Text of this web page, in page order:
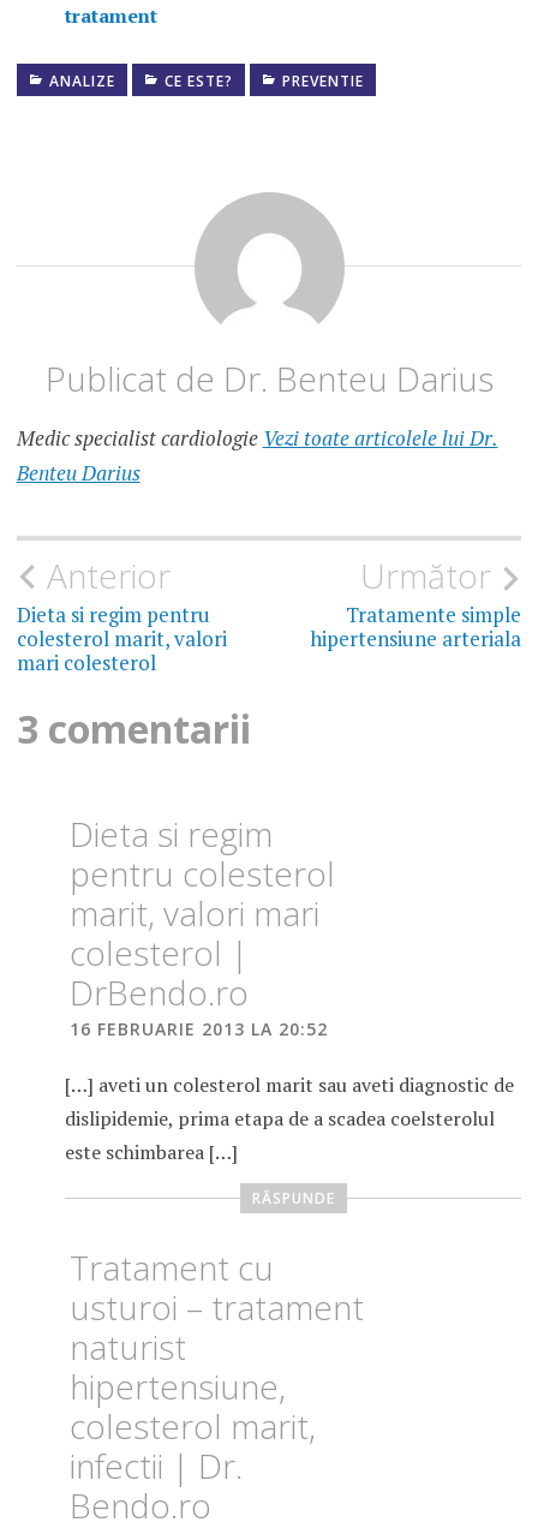
tratament
ANALIZE CE ESTE? PREVENTIE
ANALIZE
COLESTEROL
COLESTEROL
SERIC
COLESTEROL
TOTAL
LDL
Publicat de Dr. Benteu Darius
Medic specialist cardiologie Vezi toate articolele lui Dr.
Benteu Darius
Navigare
în
articole
Anterior
Dieta si regim pentru
colesterol marit, valori
mari colesterol
Următor
Tratamente simple
hipertensiune arteriala
3 comentarii
Dieta si regim
pentru colesterol
marit, valori mari
colesterol |
DrBendo.ro
16 FEBRUARIE 2013 LA 20:52
[…] aveti un colesterol marit sau aveti diagnostic de
dislipidemie, prima etapa de a scadea coelsterolul
este schimbarea […]
RĂSPUNDE
Tratament cu
usturoi – tratament
naturist
hipertensiune,
colesterol marit,
infectii | Dr.
Bendo.ro